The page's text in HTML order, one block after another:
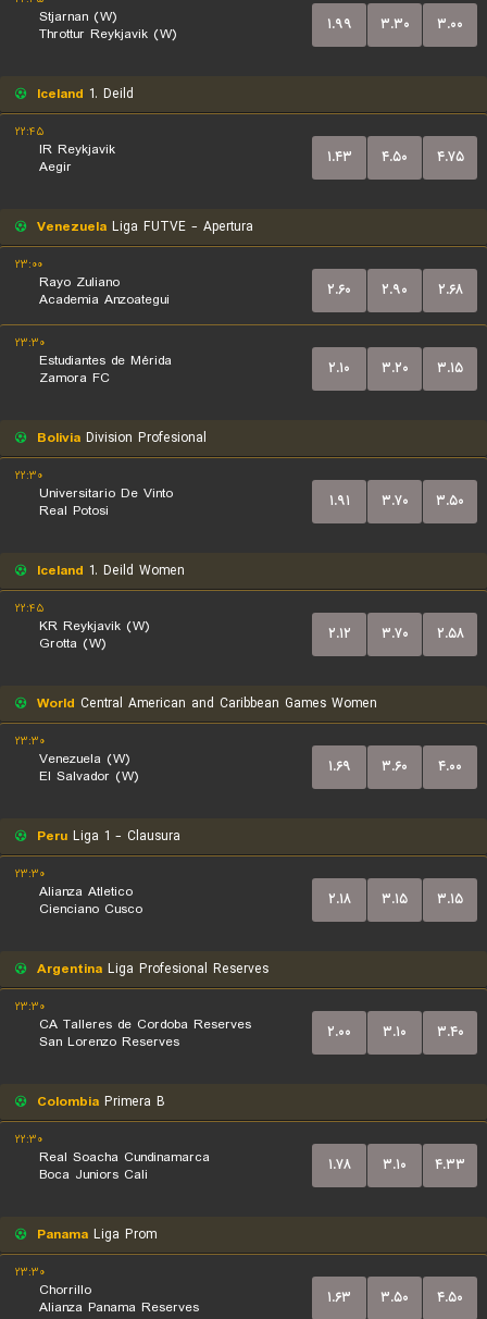
Stjarnan (W)
Throttur Reykjavik (W)
۱.۹۹ ۳.۳۰ ۳.۰۰
Iceland 1. Deild
۲۲:۴۵
IR Reykjavik
Aegir
۱.۴۳ ۴.۵۰ ۴.۷۵
Venezuela Liga FUTVE - Apertura
۲۳:۰۰
Rayo Zuliano
Academia Anzoategui
۲.۶۰ ۲.۹۰ ۲.۶۸
۲۳:۳۰
Estudiantes de Mérida
Zamora FC
۲.۱۰ ۳.۲۰ ۳.۱۵
Bolivia Division Profesional
۲۲:۳۰
Universitario De Vinto
Real Potosi
۱.۹۱ ۳.۷۰ ۳.۵۰
Iceland 1. Deild Women
۲۲:۴۵
KR Reykjavik (W)
Grotta (W)
۲.۱۲ ۳.۷۰ ۲.۵۸
World Central American and Caribbean Games Women
۲۳:۳۰
Venezuela (W)
El Salvador (W)
۱.۶۹ ۳.۶۰ ۴.۰۰
Peru Liga 1 - Clausura
۲۳:۳۰
Alianza Atletico
Cienciano Cusco
۲.۱۸ ۳.۱۵ ۳.۱۵
Argentina Liga Profesional Reserves
۲۳:۳۰
CA Talleres de Cordoba Reserves
San Lorenzo Reserves
۲.۰۰ ۳.۱۰ ۳.۴۰
Colombia Primera B
۲۲:۳۰
Real Soacha Cundinamarca
Boca Juniors Cali
۱.۷۸ ۳.۱۰ ۴.۳۳
Panama Liga Prom
۲۳:۳۰
Chorrillo
Alianza Panama Reserves
۱.۶۳ ۳.۵۰ ۴.۵۰